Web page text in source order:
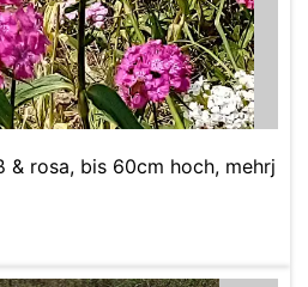
& rosa, bis 60cm hoch, mehrj